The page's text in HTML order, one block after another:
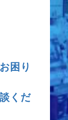
困り
くだ